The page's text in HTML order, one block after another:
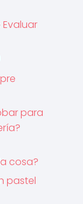
para
cosa?
pastel